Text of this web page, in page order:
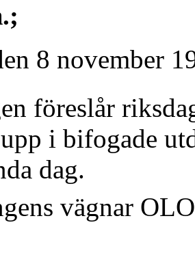
8 november
föreslår
i bifogade
dag.
vägnar